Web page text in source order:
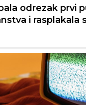
odrezak prvi
i rasplakala